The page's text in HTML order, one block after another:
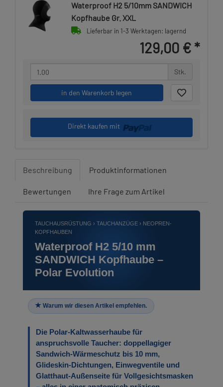
Waterproof H2 5/10mm SANDWICH
Kopfhaube Gr. XXL
Lieferbar in 1-3 Werktagen: lagernd
129,00 € *
Stk.
in den Warenkorb legen
Direkt kaufen mit
Beschreibung Produktinformationen
Bewertungen Ihre Frage zum Artikel
TAUCHAUSRÜSTUNG › TAUCHANZÜGE › NEOPREN-
KOPFHAUBEN
Waterproof H2 5/10 mm
SANDWICH Kopfhaube –
Polar Evolution
Warum wir diesen Artikel empfehlen.
Die Polar-Kaltwasserhaube für
anspruchsvolle Taucher: doppellagiger
Sandwich-Wärmeschutz bis 10 mm,
Glideskin-Dichtungen, Einwegventile und
Glatthaut-Außenseite für Vollgesichtsmasken